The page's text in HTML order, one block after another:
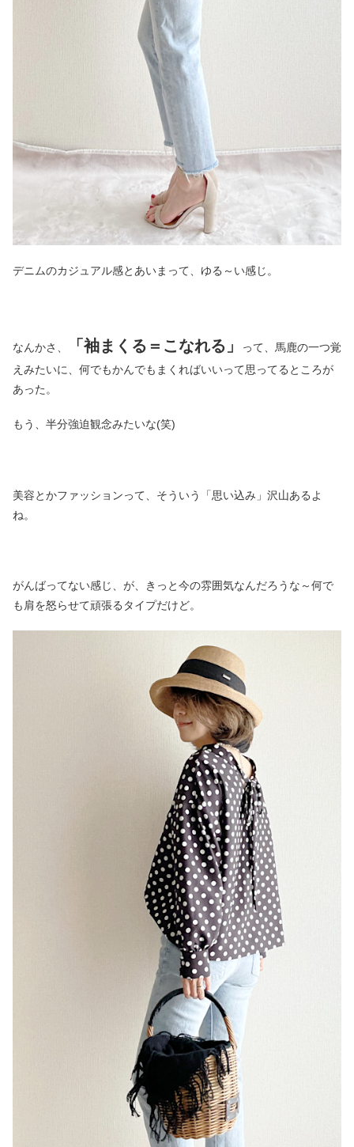
デニムのカジュアル感とあいまって、ゆる～い感じ。
なんかさ、 「袖まくる＝こなれる」
って、馬鹿の一つ覚
えみたいに、何でもかんでもまくればいいって思ってるところが
あった。
もう、半分強迫観念みたいな(笑)
美容とかファッションって、そういう「思い込み」沢山あるよ
ね。
がんばってない感じ、が、きっと今の雰囲気なんだろうな～何で
も肩を怒らせて頑張るタイプだけど。